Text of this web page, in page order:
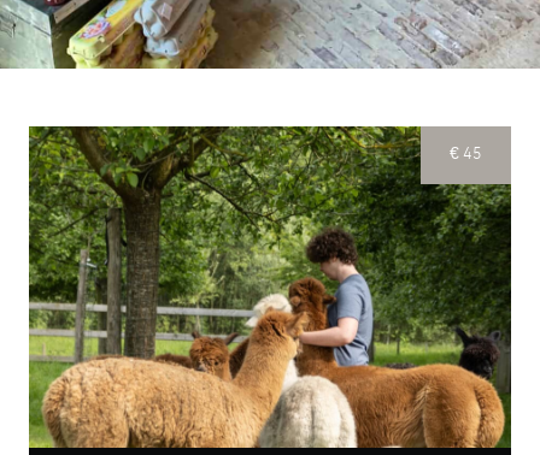
€ 45